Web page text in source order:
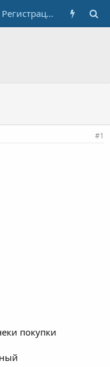
Регистрация
#1
покупки